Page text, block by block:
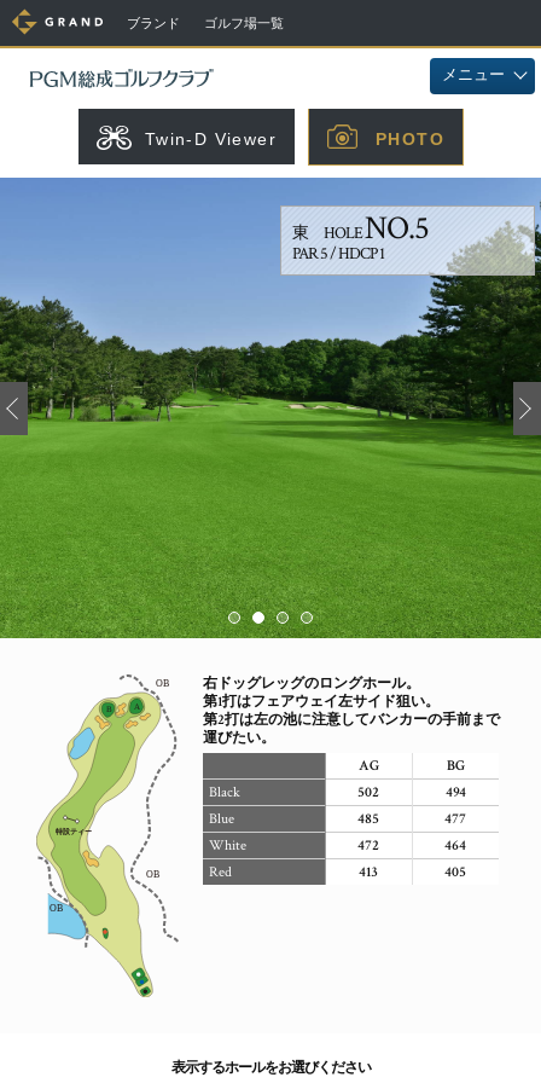
ブランド ゴルフ場一覧
メニュー
Twin-D Viewer PHOTO
東 HOLENO.5
PAR 5 / HDCP 1
右ドッグレッグのロングホール。
第1打はフェアウェイ左サイド狙い。
第2打は左の池に注意してバンカーの手前まで
運びたい。
AG
BG
Black
502
494
Blue
485
477
White
472
464
Red
413 405
表示するホールをお選びください